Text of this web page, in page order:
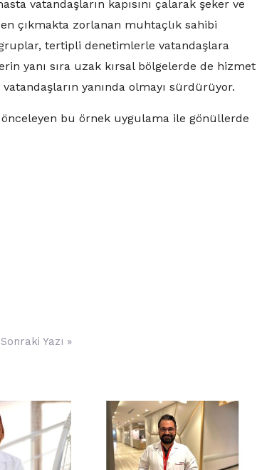
vatandaşların kapısını çalarak şeker ve
çıkmakta zorlanan muhtaçlık sahibi
tertipli denetimlerle vatandaşlara
yanı sıra uzak kırsal bölgelerde de hizmet
yanında olmayı sürdürüyor.
bu örnek uygulama ile gönüllerde
Sonraki Yazı »